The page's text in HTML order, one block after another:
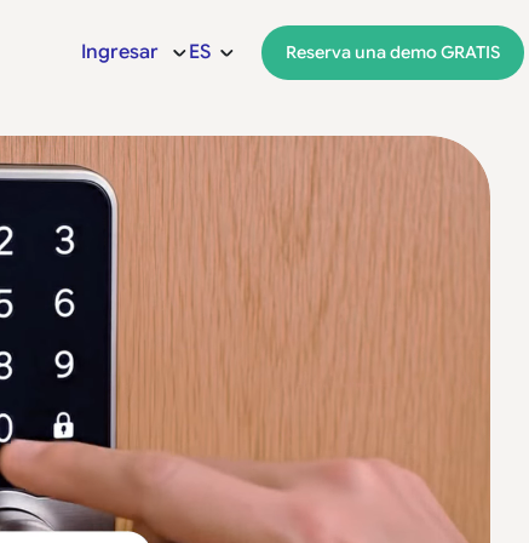
Ingresar ES Reserva una demo GRATIS